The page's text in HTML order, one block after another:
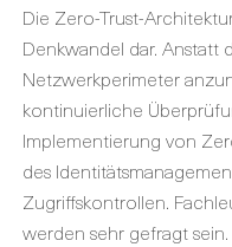
Die Zero-Trust-
Denkwandel dar.
Netzwerkperimeter
kontinuierliche
Implementierung von
des
Zugriffskontrollen.
werden sehr gefragt sein.